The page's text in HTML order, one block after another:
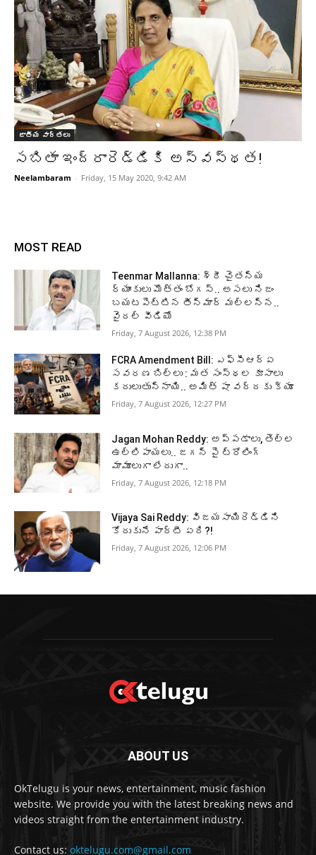
జాతీయ వార్తలు
సబితా ఇంద్రారెడ్డికి అస్వస్థత!
Neelambaram - Friday, 15 May 2020, 9:42 AM
MOST READ
Teenmar Mallanna: శ్రీ చైతన్య
ర్యాంకులు మొత్తం బోగస్.. అసలు నిజం
బయటపెట్టిన తీన్మార్ మల్లన్న..
వైరల్ వీడియో
Friday, 7 August 2026, 12:38 PM
FCRA Amendment Bill: ఎఫ్‌సీఆర్‌ఏ
సవరణ బిల్లు : మత సంస్థల కూసాలు
కదులుతున్నాయి.. అమిత్ షా వద్దకు క్యూ
Friday, 7 August 2026, 12:27 PM
Jagan Mohan Reddy: అప్పడాలు, తెల్ల
ఉల్లిపాయలు.. జగన్ పై ట్రోలింగ్
మామూలుగా లేదుగా..
Friday, 7 August 2026, 12:18 PM
Vijaya Sai Reddy: విజయసాయిరెడ్డిని
కోరుకునే పార్టీ ఏది?!
Friday, 7 August 2026, 12:06 PM
ABOUT US
OkTelugu is your news, entertainment, music fashion
website. We provide you with the latest breaking news and
videos straight from the entertainment industry.
Contact us: oktelugu.com@gmail.com